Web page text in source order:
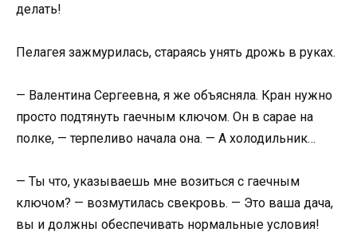
делать!
Пелагея зажмурилась, стараясь унять дрожь в руках.
— Валентина Сергеевна, я же объясняла. Кран нужно
просто подтянуть гаечным ключом. Он в сарае на
полке, — терпеливо начала она. — А холодильник…
— Ты что, указываешь мне возиться с гаечным
ключом? — возмутилась свекровь. — Это ваша дача,
вы и должны обеспечивать нормальные условия!